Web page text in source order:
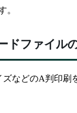
。
ドファイル
などのA判印刷